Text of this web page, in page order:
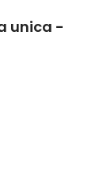
unica -